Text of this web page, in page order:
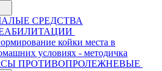
СРЕДСТВА
койки места в
условиях - методичка
ПРОТИВОПРОЛЕЖНЕВЫЕ